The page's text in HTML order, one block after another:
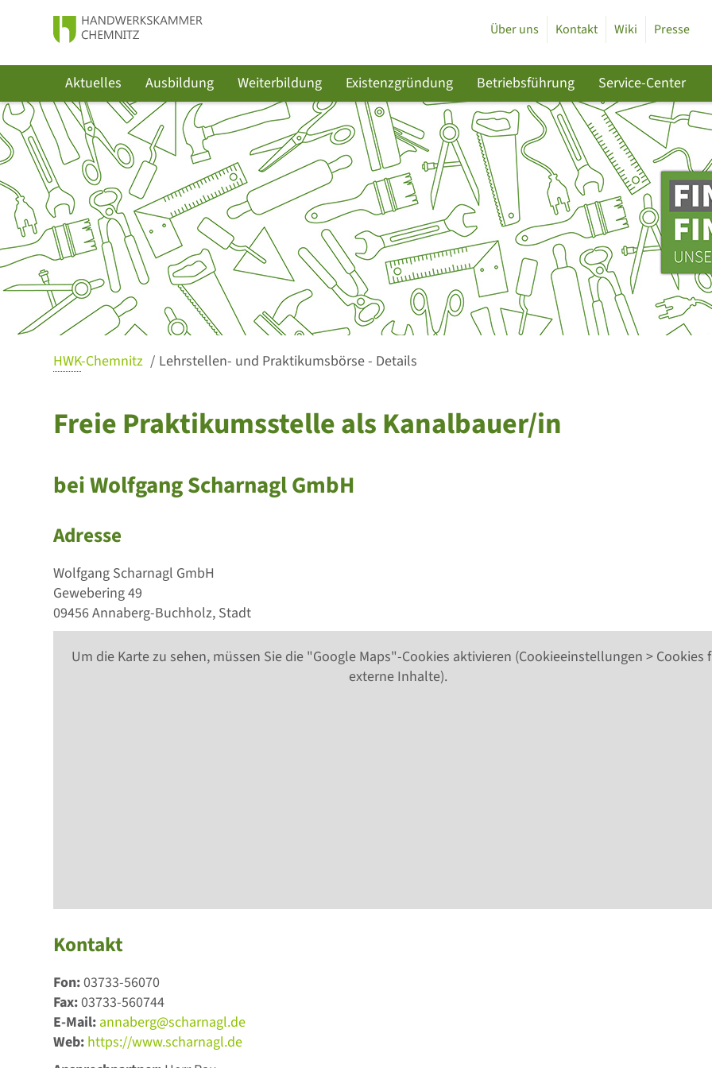
Über uns Kontakt Wiki Presse
Aktuelles Ausbildung Weiterbildung Existenzgründung Betriebsführung Service-Center
HWK-Chemnitz Lehrstellen- und Praktikumsbörse - Details
Freie Praktikumsstelle als Kanalbauer/in
bei Wolfgang Scharnagl GmbH
Adresse
Wolfgang Scharnagl GmbH
Gewebering 49
09456 Annaberg-Buchholz, Stadt
Um die Karte zu sehen, müssen Sie die "Google Maps"-Cookies aktivieren (Cookieeinstellungen > Cookies
externe Inhalte).
Kontakt
Fon:03733-56070
Fax:03733-560744
E-Mail: annaberg@scharnagl.de
Web: https://www.scharnagl.de